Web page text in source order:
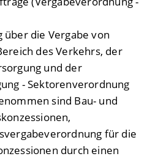
über die Vergabe von
des Verkehrs, der
und der
- Sektorenverordnung
sind Bau- und
für die
durch einen